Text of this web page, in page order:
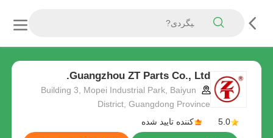
Guangzhou ZT Parts Co., Ltd.
Building 3, Mopei Industrial Park, Baiyun
District, Guangdong Province
5.0
کننده تایید شده